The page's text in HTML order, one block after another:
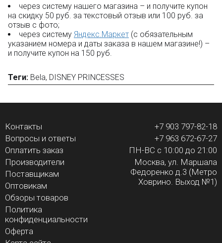
через систему нашего магазина – и получите купон
на скидку 50 руб. за текстовый отзыв или 100 руб. за
отзыв с фото;
через систему Яндекс.Маркет (с обязательным
указанием номера и даты заказа в нашем магазине!) –
и получите купон на 150 руб.
Теги: Bela, DISNEY PRINCESSES
Контакты
Вопросы и ответы
Оплатить заказ
Производители
Поставщикам
Оптовикам
Обзоры товаров
Политика
конфиденциальности
Оферта
+7 903 797-82-18
+7 963 672-67-27
ПН-ВС с 10:00 до 21:00
Москва, ул. Маршала
Федоренко д.3 (Метро
Ховрино. Выход №1)